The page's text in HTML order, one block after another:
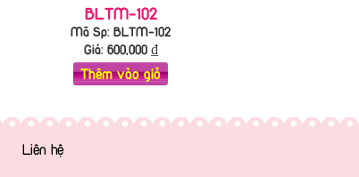
BLTM-102
Mã Sp: BLTM-102
Giá: 600,000₫
Thêm vào giỏ
Liên hệ